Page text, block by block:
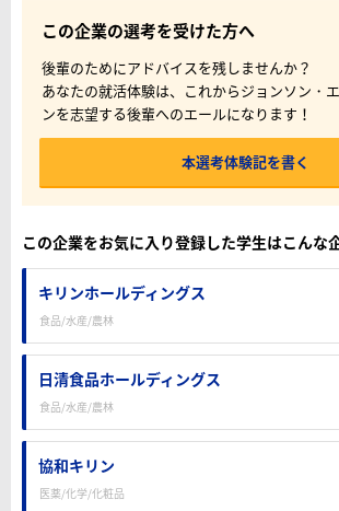
この企業の選考を受けた方へ
後輩のためにアドバイスを残しませんか？
あなたの就活体験は、これからジョンソン・
ンを志望する後輩へのエールになります！
本選考体験記を書く
この企業をお気に入り登録した学生はこんな
キリンホールディングス
食品/水産/農林
日清食品ホールディングス
食品/水産/農林
協和キリン
医薬/化学/化粧品